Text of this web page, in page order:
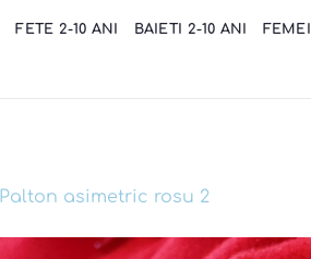
FETE 2-10 ANI BAIETI 2-10 ANI FEMEI
Palton asimetric rosu 2